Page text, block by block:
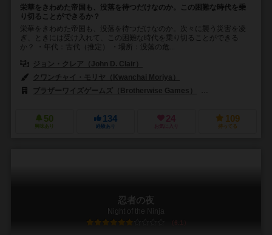
栄華をきわめた帝国も、没落を待つだけなのか。この困難な時代を乗
り切ることができるか？
栄華をきわめた帝国も、没落を待つだけなのか。次々に襲う災害を凌
ぎ、ときには受け入れて、この困難な時代を乗り切ることができる
か？ ・年代：古代（推定） ・場所：没落の危...
ジョン・クレア（John D. Clair）
クワンチャイ・モリヤ（Kwanchai Moriya）
ブラザーワイズゲームズ（Brotherwise Games）
50
興味あり
134
経験あり
24
お気に入り
109
持ってる
忍者の夜
Night of the Ninja
6.1